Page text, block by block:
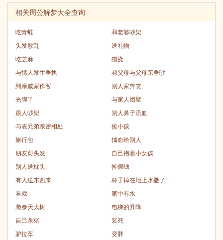
相关周公解梦大全查询
吃青蛙
和老婆吵架
头发散乱
送礼物
吃芝麻
猫挠
与情人发生争执
叔父母与父母亲争吵
到亲戚家作客
别人家奔丧
光脚丫
与家人团聚
跟人吵架
别人鼻子流血
与表兄弟亲密相处
捡小孩
旅行包
抽血给别人
朋友剪头发
自己抱着小女孩
别人送枕头
捡假钱
有人送东西来
杯子掉在地上水撒了一
看戏
家中有水
爬参天大树
电梯的升降
自己杀猪
装死
驴拉车
变胖